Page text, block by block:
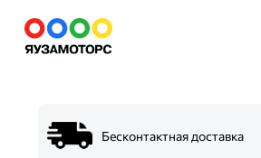
Бесконтактная доставка